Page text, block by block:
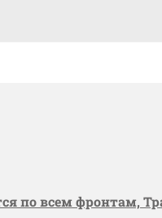
по всем фронтам,